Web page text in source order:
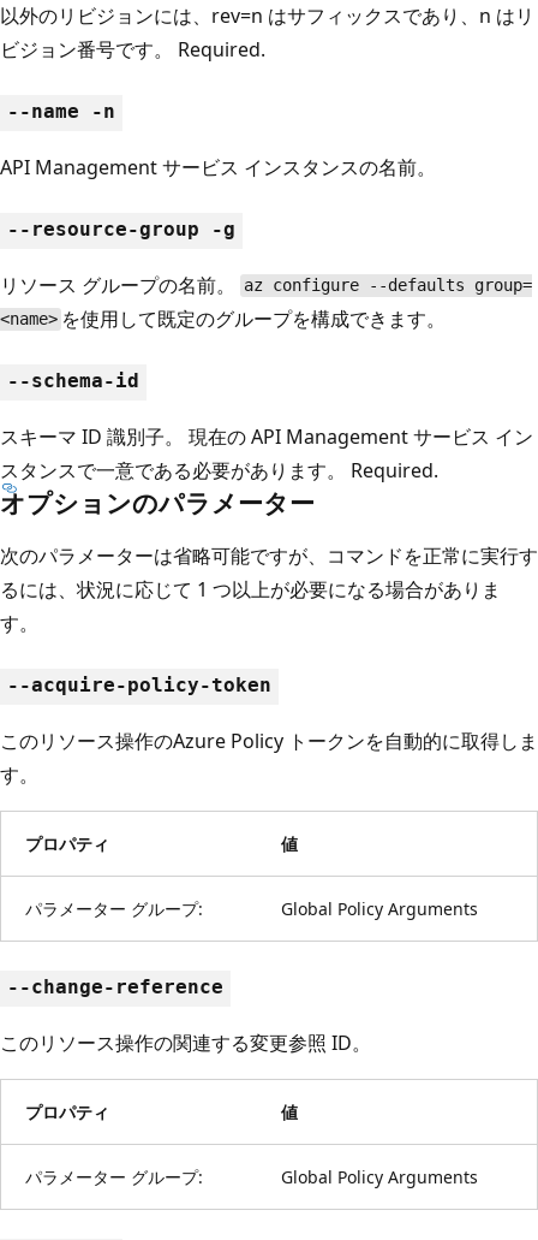
以外のリビジョンには、rev=n はサフィックスであり、n はリ
ビジョン番号です。 Required.
--name -n
API Management サービス インスタンスの名前。
--resource-group -g
リソース グループの名前。
az configure --defaults group=
<name> を使用して既定のグループを構成できます。
--schema-id
スキーマ ID 識別子。 現在の API Management サービス イン
スタンスで一意である必要があります。 Required.
オプションのパラメーター
次のパラメーターは省略可能ですが、コマンドを正常に実行す
るには、状況に応じて 1 つ以上が必要になる場合がありま
す。
--acquire-policy-token
このリソース操作のAzure Policy トークンを自動的に取得しま
す。
プロパティ 値
パラメーター グループ: Global Policy Arguments
--change-reference
このリソース操作の関連する変更参照 ID。
プロパティ 値
パラメーター グループ: Global Policy Arguments